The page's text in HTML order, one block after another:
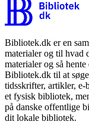
Bibliotek.dk er en
materialer og til hvad
materialer og så
Bibliotek.dk til at
tidsskrifter, artikler,
et fysisk bibliotek,
på danske offentlige
dit lokale bibliotek.